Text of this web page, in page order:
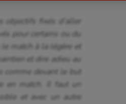
Patinage artistique
Pétanque
Plongée
objectifs fixés d’aller
pour certains ou du
match à la légère et
et dire adieu au
comme devant le but
en match. Il faut un
et avec un autre